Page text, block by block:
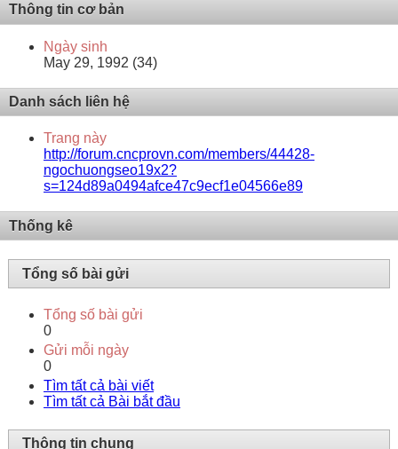
Thông tin cơ bản
Ngày sinh
May 29, 1992 (34)
Danh sách liên hệ
Trang này
http://forum.cncprovn.com/members/44428-
ngochuongseo19x2?
s=124d89a0494afce47c9ecf1e04566e89
Thống kê
Tổng số bài gửi
Tổng số bài gửi
0
Gửi mỗi ngày
0
Tìm tất cả bài viết
Tìm tất cả Bài bắt đầu
Thông tin chung